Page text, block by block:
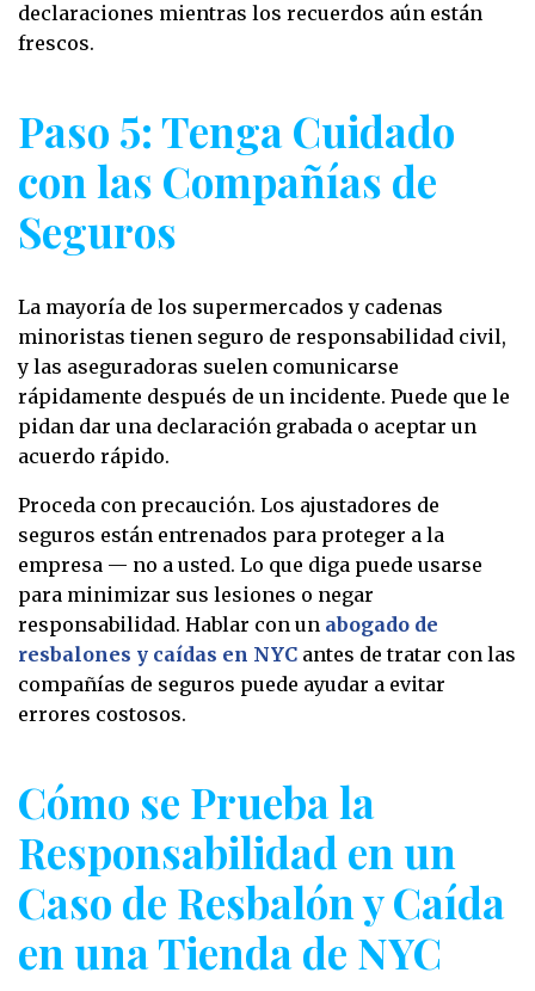
declaraciones mientras los recuerdos aún están
frescos.
Paso 5: Tenga Cuidado
con las Compañías de
Seguros
La mayoría de los supermercados y cadenas
minoristas tienen seguro de responsabilidad civil,
y las aseguradoras suelen comunicarse
rápidamente después de un incidente. Puede que le
pidan dar una declaración grabada o aceptar un
acuerdo rápido.
Proceda con precaución. Los ajustadores de
seguros están entrenados para proteger a la
empresa — no a usted. Lo que diga puede usarse
para minimizar sus lesiones o negar
responsabilidad. Hablar con un abogado de
resbalones y caídas en NYC antes de tratar con las
compañías de seguros puede ayudar a evitar
errores costosos.
Cómo se Prueba la
Responsabilidad en un
Caso de Resbalón y Caída
en una Tienda de NYC